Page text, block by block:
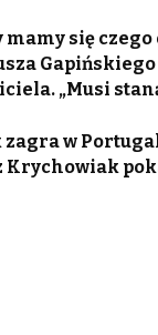
się czego
Gapińskiego
„Musi
zagra w
Krychowiak